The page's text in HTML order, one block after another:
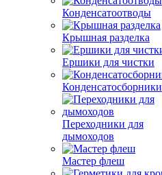
Конденсатоотводы
Крышная разделка
Ершики для чистки
Конденсатосборники
Переходники для
дымоходов
Мастер флеш